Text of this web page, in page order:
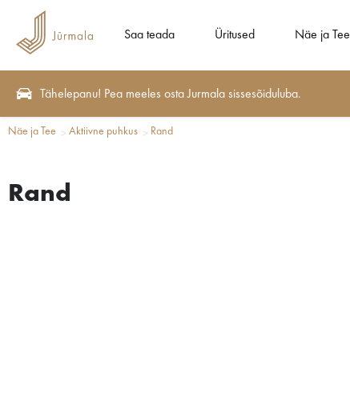
Saa teada Üritused Näe ja Tee
Tähelepanu! Pea meeles osta Jurmala sissesõiduluba.
Näe ja Tee Aktiivne puhkus Rand
Rand